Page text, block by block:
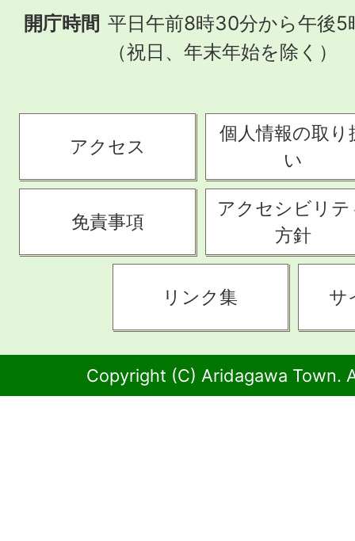
開庁時間 平日午前8時30分から午後5
（祝日、年末年始を除く）
アクセス
個人情報の取り
い
免責事項
アクセシビリテ
方針
リンク集 サ
Copyright (C) Aridagawa Town.